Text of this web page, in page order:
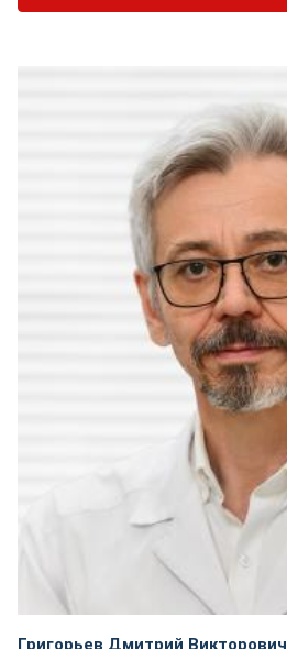
Григорьев Дмитрий Викторович